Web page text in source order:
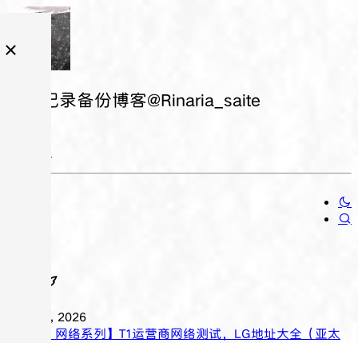
日常记录备份博客@Rinaria_saite
四月 25, 2026
【Tier-1 网络系列】T1运营商网络测试，LG地址大全（亚太